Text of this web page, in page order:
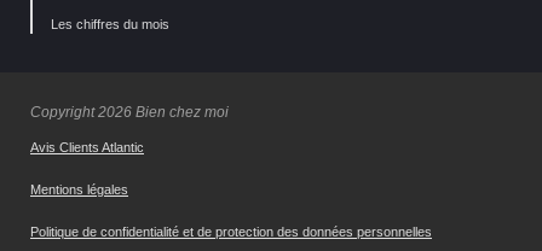
Les chiffres du mois
Copyright 2026 Bien chez moi
Avis Clients Atlantic
Mentions légales
Politique de confidentialité et de protection des données personnelles